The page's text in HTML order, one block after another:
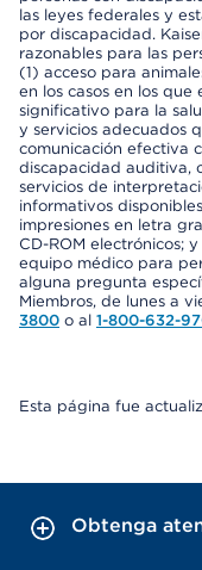
las leyes federales y
por discapacidad.
razonables para las
(1) acceso para
en los casos en los
significativo para la
y servicios adecuados
comunicación efectiva
discapacidad auditiva,
servicios de
informativos
impresiones en letra
CD-ROM electrónicos;
equipo médico para
alguna pregunta
Miembros, de lunes a
3800 o al 1-800-632-
Esta página fue
Obtenga